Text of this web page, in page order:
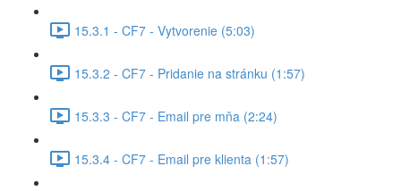
15.3.1 - CF7 - Vytvorenie (5:03)
15.3.2 - CF7 - Pridanie na stránku (1:57)
15.3.3 - CF7 - Email pre mňa (2:24)
15.3.4 - CF7 - Email pre klienta (1:57)